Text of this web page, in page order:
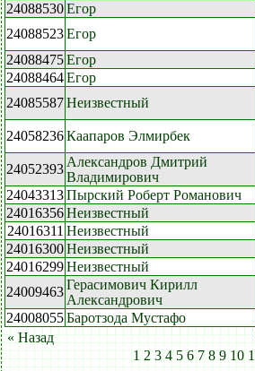
24088530Егор
24088523Егор
24088475Егор
24088464Егор
24085587Неизвестный
24058236Каапаров Элмирбек
24052393 Александров Дмитрий
Владимирович
24043313Пырский Роберт Романович
24016356Неизвестный
24016311 Неизвестный
24016300Неизвестный
24016299Неизвестный
24009463Герасимович Кирилл
Александрович
24008055Баротзода Мустафо
« Назад
1 2 3 4 5 6 7 8 9 10